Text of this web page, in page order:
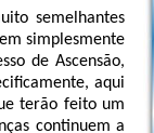
semelhantes
simplesmente
de Ascensão,
aqui
terão feito um
continuem a